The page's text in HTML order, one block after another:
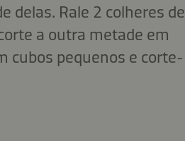
delas. Rale 2 colheres de
a outra metade em
cubos pequenos e corte-